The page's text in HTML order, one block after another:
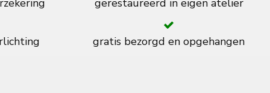
gerestaureerd in eigen atelier
gratis bezorgd en opgehangen